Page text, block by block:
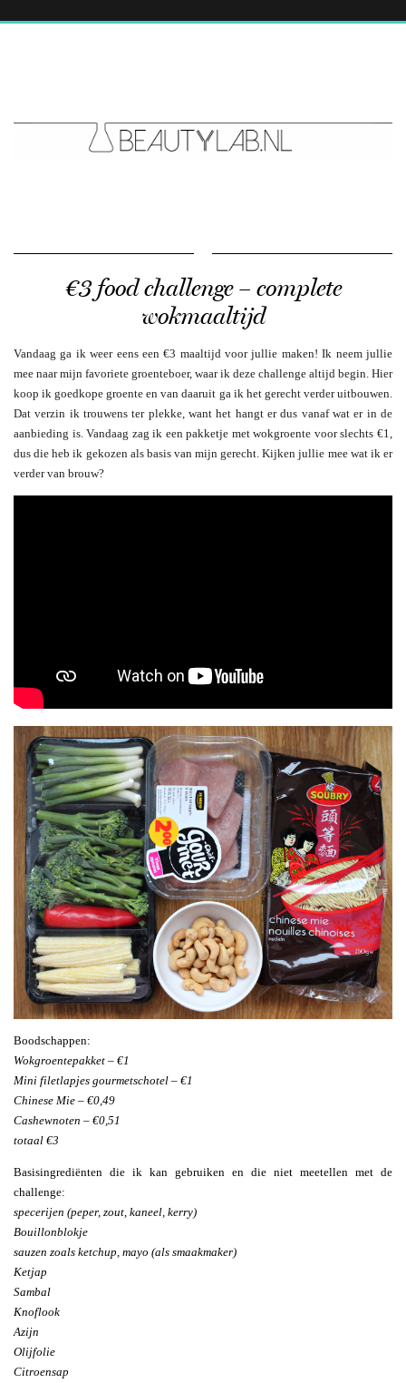
€3 food challenge – complete
wokmaaltijd
Vandaag ga ik weer eens een €3 maaltijd voor jullie maken! Ik neem jullie
mee naar mijn favoriete groenteboer, waar ik deze challenge altijd begin. Hier
koop ik goedkope groente en van daaruit ga ik het gerecht verder uitbouwen.
Dat verzin ik trouwens ter plekke, want het hangt er dus vanaf wat er in de
aanbieding is. Vandaag zag ik een pakketje met wokgroente voor slechts €1,
dus die heb ik gekozen als basis van mijn gerecht. Kijken jullie mee wat ik er
verder van brouw?
Boodschappen:
Wokgroentepakket – €1
Mini filetlapjes gourmetschotel – €1
Chinese Mie – €0,49
Cashewnoten – €0,51
totaal €3
Basisingrediënten die ik kan gebruiken en die niet meetellen met de
challenge:
specerijen (peper, zout, kaneel, kerry)
Bouillonblokje
sauzen zoals ketchup, mayo (als smaakmaker)
Ketjap
Sambal
Knoflook
Azijn
Olijfolie
Citroensap